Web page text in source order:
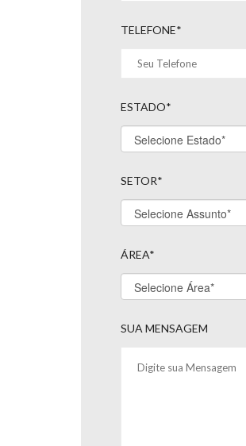
TELEFONE*
ESTADO*
SETOR*
ÁREA*
SUA MENSAGEM